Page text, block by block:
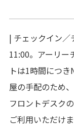
| チェックイン／
11:00。アーリー
トは1時間につ
屋の手配のため
フロントデスク
ご利用いただけま